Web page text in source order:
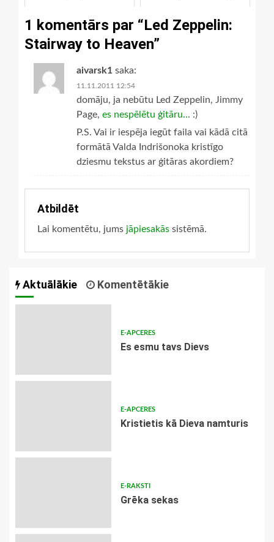
1 komentārs par “Led Zeppelin:
Stairway to Heaven”
aivarsk1 saka:
11.11.2011 12:54
domāju, ja nebūtu Led Zeppelin, Jimmy
Page, es nespēlētu ģitāru... :)
P.S. Vai ir iespēja iegūt faila vai kādā citā
formātā Valda Indrišonoka kristīgo
dziesmu tekstus ar ģitāras akordiem?
Atbildēt
Lai komentētu, jums jāpiesakās sistēmā.
Aktuālākie Komentētākie
E-APCERES
Es esmu tavs Dievs
E-APCERES
Kristietis kā Dieva namturis
E-RAKSTI
Grēka sekas